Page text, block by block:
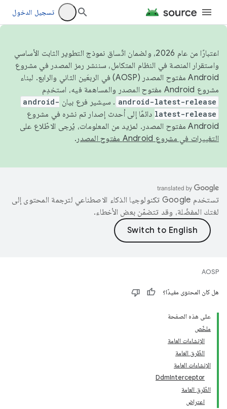
تسجيل الدخول
اعتبارًا من عام 2026، ولضمان اتّساق نموذج التطوير الثابت الأساسي
واستقرار المنصة في النظام المتكامل، سننشر رمز المصدر في مشروع
Android مفتوح المصدر (AOSP) في الربعَين الثاني والرابع. لبناء
مشروع Android مفتوح المصدر والمساهمة فيه، استخدِم
android-latest-release . سيشير فرع بيان android-
latest-release دائمًا إلى أحدث إصدار تم نشره في مشروع
Android مفتوح المصدر. لمزيد من المعلومات، يُرجى الاطّلاع على
التغييرات في مشروع Android مفتوح المصدر
.
تستخدم Google تكنولوجيا الذكاء الاصطناعي لترجمة المحتوى إلى
لغتك المفضّلة، وقد تتضمّن بعض الأخطاء.
AOSP
هل كان المحتوى مفيدًا؟
على هذه الصفحة
ملخّص
الإنشاءات العامة
الطُرق العامة
الإنشاءات العامة
DdmInterceptor
الطُرق العامة
اعتراض